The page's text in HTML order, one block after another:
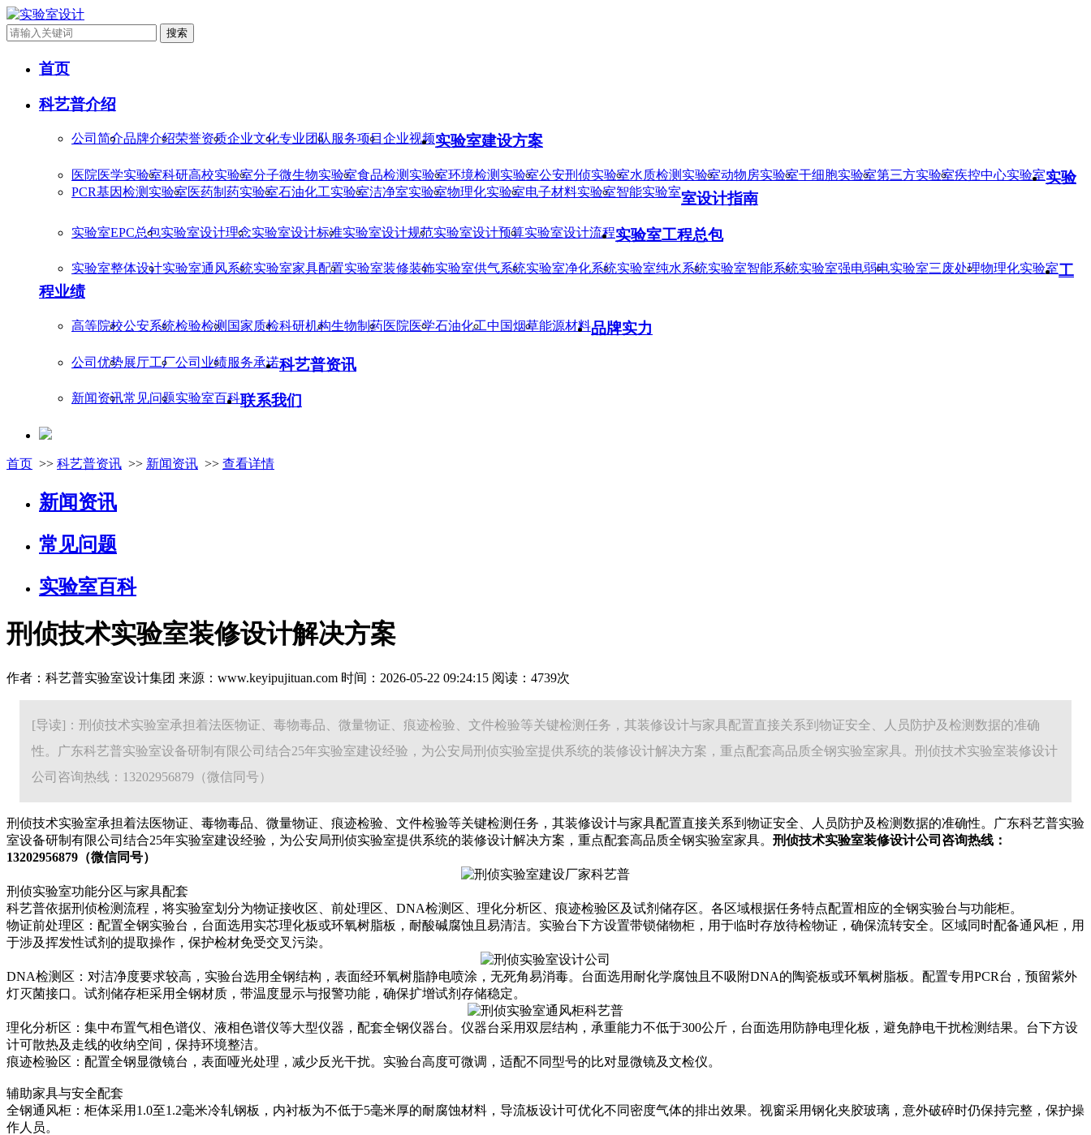
搜索
首页
科艺普介绍
公司简介品牌介绍荣誉资质企业文化专业团队 服务项目 企业视频实验室建设方案
医院医学实验室科研高校实验室分子微生物实验室食品检测实验室环境检测实验室公安刑侦实验室水质检测实验室动物房实验室干细胞实验室第三方实验室疾控中心实验室
PCR基因检测实验室医药制药实验室石油化工实验室洁净室实验室物理化实验室电子材料实验室智能实验室
实验
室设计指南
实验室EPC总包实验室设计理念实验室设计标准实验室设计规范实验室设计预算实验室设计流程实验室工程总包
实验室整体设计实验室通风系统实验室家具配置实验室装修装饰实验室供气系统实验室净化系统实验室纯水系统实验室智能系统实验室强电弱电实验室三废处理物理化实验室工
程业绩
高等院校公安系统检验检测 国家质检科研机构生物制药医院医学石油化工中国烟草能源材料品牌实力
公司优势展厅工厂公司业绩服务承诺科艺普资讯
新闻资讯常见问题实验室百科联系我们
首页 >> 科艺普资讯 >> 新闻资讯 >> 查看详情
新闻资讯
常见问题
实验室百科
刑侦技术实验室装修设计解决方案
作者：科艺普实验室设计集团 来源：www.keyipujituan.com 时间：2026-05-22 09:24:15 阅读：4739次
[导读]：刑侦技术实验室承担着法医物证、毒物毒品、微量物证、痕迹检验、文件检验等关键检测任务，其装修设计与家具配置直接关系到物证安全、人员防护及检测数据的准确
性。广东科艺普实验室设备研制有限公司结合25年实验室建设经验，为公安局刑侦实验室提供系统的装修设计解决方案，重点配套高品质全钢实验室家具。刑侦技术实验室装修设计
公司咨询热线：13202956879（微信同号）
刑侦技术实验室承担着法医物证、毒物毒品、微量物证、痕迹检验、文件检验等关键检测任务，其装修设计与家具配置直接关系到物证安全、人员防护及检测数据的准确性。广东科艺普实验
室设备研制有限公司结合25年实验室建设经验，为公安局刑侦实验室提供系统的装修设计解决方案，重点配套高品质全钢实验室家具。 刑侦技术实验室装修设计公司咨询热线：
13202956879（微信同号）
刑侦实验室功能分区与家具配套
科艺普依据刑侦检测流程，将实验室划分为物证接收区、前处理区、DNA检测区、理化分析区、痕迹检验区及试剂储存区。各区域根据任务特点配置相应的全钢实验台与功能柜。
物证前处理区：配置全钢实验台，台面选用实芯理化板或环氧树脂板，耐酸碱腐蚀且易清洁。实验台下方设置带锁储物柜，用于临时存放待检物证，确保流转安全。区域同时配备通风柜，用
于涉及挥发性试剂的提取操作，保护检材免受交叉污染。
DNA检测区：对洁净度要求较高，实验台选用全钢结构，表面经环氧树脂静电喷涂，无死角易消毒。台面选用耐化学腐蚀且不吸附DNA的陶瓷板或环氧树脂板。配置专用PCR台，预留紫外
灯灭菌接口。试剂储存柜采用全钢材质，带温度显示与报警功能，确保扩增试剂存储稳定。
理化分析区：集中布置气相色谱仪、液相色谱仪等大型仪器，配套全钢仪器台。仪器台采用双层结构，承重能力不低于300公斤，台面选用防静电理化板，避免静电干扰检测结果。台下方设
计可散热及走线的收纳空间，保持环境整洁。
痕迹检验区：配置全钢显微镜台，表面哑光处理，减少反光干扰。实验台高度可微调，适配不同型号的比对显微镜及文检仪。
辅助家具与安全配套
全钢通风柜：柜体采用1.0至1.2毫米冷轧钢板，内衬板为不低于5毫米厚的耐腐蚀材料，导流板设计可优化不同密度气体的排出效果。视窗采用钢化夹胶玻璃，意外破碎时仍保持完整，保护操
作人员。